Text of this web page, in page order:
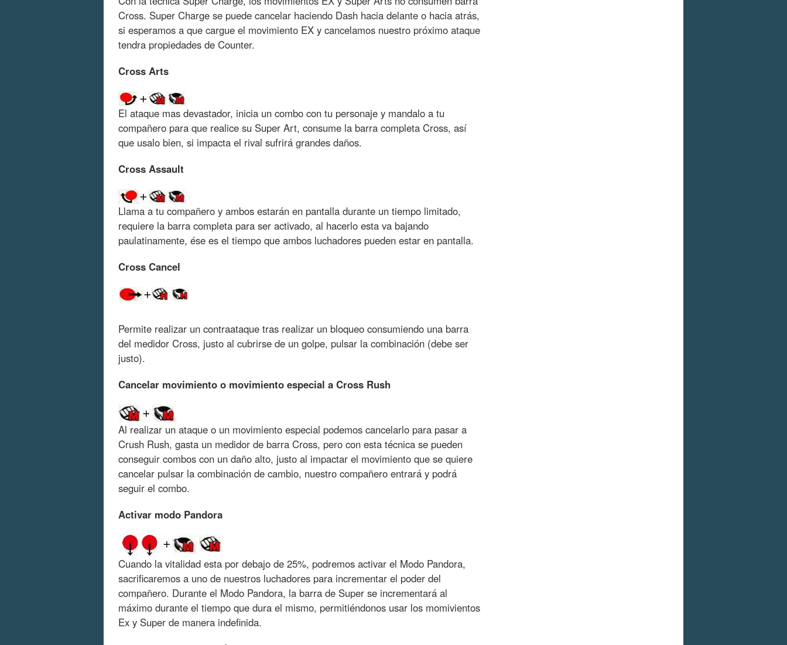
Cross. Super Charge se puede cancelar haciendo Dash hacia delante o hacia atrás,
si esperamos a que cargue el movimiento EX y cancelamos nuestro próximo ataque
tendra propiedades de Counter.
Cross Arts
El ataque mas devastador, inicia un combo con tu personaje y mandalo a tu
compañero para que realice su Super Art, consume la barra completa Cross, así
que usalo bien, si impacta el rival sufrirá grandes daños.
Cross Assault
Llama a tu compañero y ambos estarán en pantalla durante un tiempo limitado,
requiere la barra completa para ser activado, al hacerlo esta va bajando
paulatinamente, ése es el tiempo que ambos luchadores pueden estar en pantalla.
Cross Cancel
Permite realizar un contraataque tras realizar un bloqueo consumiendo una barra
del medidor Cross, justo al cubrirse de un golpe, pulsar la combinación (debe ser
justo).
Cancelar movimiento o movimiento especial a Cross Rush
Al realizar un ataque o un movimiento especial podemos cancelarlo para pasar a
Crush Rush, gasta un medidor de barra Cross, pero con esta técnica se pueden
conseguir combos con un daño alto, justo al impactar el movimiento que se quiere
cancelar pulsar la combinación de cambio, nuestro compañero entrará y podrá
seguir el combo.
Activar modo Pandora
Cuando la vitalidad esta por debajo de 25%, podremos activar el Modo Pandora,
sacrificaremos a uno de nuestros luchadores para incrementar el poder del
compañero. Durante el Modo Pandora, la barra de Super se incrementará al
máximo durante el tiempo que dura el mismo, permitiéndonos usar los momivientos
Ex y Super de manera indefinida.